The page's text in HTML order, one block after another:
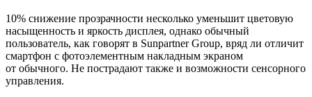
10% снижение прозрачности несколько уменьшит цветовую
насыщенность и яркость дисплея, однако обычный
пользователь, как говорят в Sunpartner Group, вряд ли отличит
смартфон с фотоэлементным накладным экраном
от обычного. Не пострадают также и возможности сенсорного
управления.